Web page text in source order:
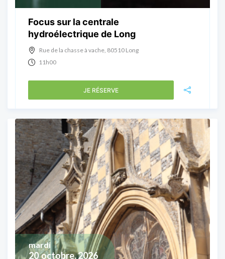
Focus sur la centrale
hydroélectrique de Long
Rue de la chasse à vache, 80510 Long
11h00
JE RÉSERVE
20 octobre, 2026
mardi